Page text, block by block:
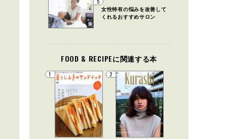
女性特有の悩みを改善して
くれるおすすめサロン
FOOD & RECIPEに関連する本
1 2